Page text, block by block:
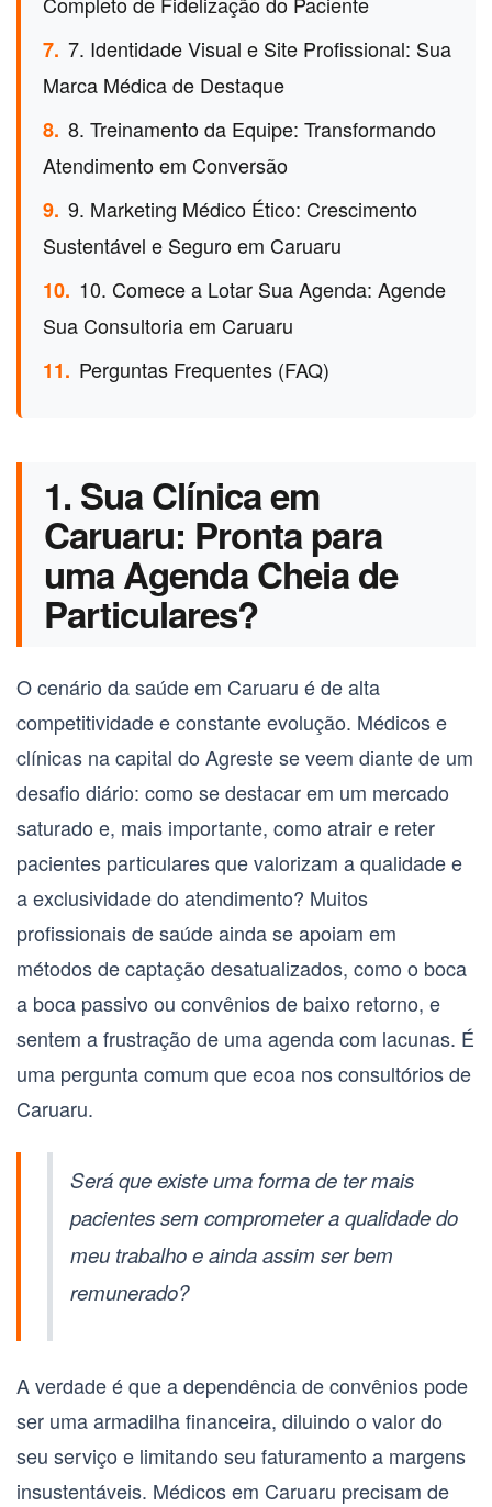
7. 7. Identidade Visual e Site Profissional: Sua
Marca Médica de Destaque
8. 8. Treinamento da Equipe: Transformando
Atendimento em Conversão
9. 9. Marketing Médico Ético: Crescimento
Sustentável e Seguro em Caruaru
10. 10. Comece a Lotar Sua Agenda: Agende
Sua Consultoria em Caruaru
11. Perguntas Frequentes (FAQ)
1. Sua Clínica em
Caruaru: Pronta para
uma Agenda Cheia de
Particulares?
O cenário da saúde em Caruaru é de alta
competitividade e constante evolução. Médicos e
clínicas na capital do Agreste se veem diante de um
desafio diário: como se destacar em um mercado
saturado e, mais importante, como atrair e reter
pacientes particulares que valorizam a qualidade e
a exclusividade do atendimento? Muitos
profissionais de saúde ainda se apoiam em
métodos de captação desatualizados, como o boca
a boca passivo ou convênios de baixo retorno, e
sentem a frustração de uma agenda com lacunas. É
uma pergunta comum que ecoa nos consultórios de
Caruaru.
Será que existe uma forma de ter mais
pacientes sem comprometer a qualidade do
meu trabalho e ainda assim ser bem
remunerado?
A verdade é que a dependência de convênios pode
ser uma armadilha financeira, diluindo o valor do
seu serviço e limitando seu faturamento a margens
insustentáveis. Médicos em Caruaru precisam de